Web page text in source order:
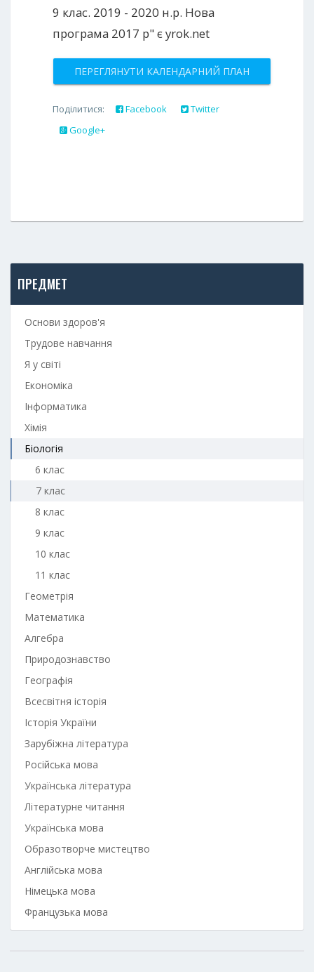
9 клас. 2019 - 2020 н.р. Нова
програма 2017 р" є yrok.net
ПЕРЕГЛЯНУТИ КАЛЕНДАРНИЙ ПЛАН
Поділитися: Facebook
Twitter
Google+
ПРЕДМЕТ
Основи здоров'я
Трудове навчання
Я у світі
Економіка
Інформатика
Хімія
Біологія
6 клас
7 клас
8 клас
9 клас
10 клас
11 клас
Геометрія
Математика
Алгебра
Природознавство
Географія
Всесвітня історія
Історія України
Зарубіжна література
Російська мова
Українська література
Літературне читання
Українська мова
Образотворче мистецтво
Англійська мова
Німецька мова
Французька мова